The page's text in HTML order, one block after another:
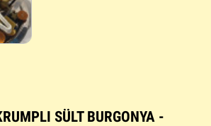
SÜLT BURGONYA -